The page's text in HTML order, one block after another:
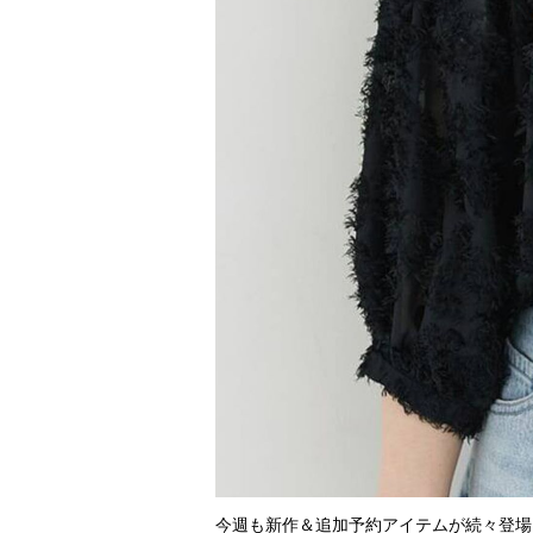
今週も新作＆追加予約アイテムが続々登